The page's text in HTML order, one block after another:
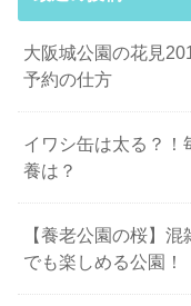
大阪城公園の花見
予約の仕方
イワシ缶は太る？！
養は？
【養老公園の桜】
でも楽しめる公園！